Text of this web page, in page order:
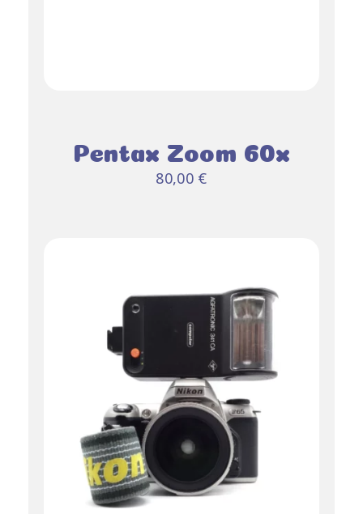
PANIER
/ DÉTAILS
Pentax Zoom 60x
80,00 €